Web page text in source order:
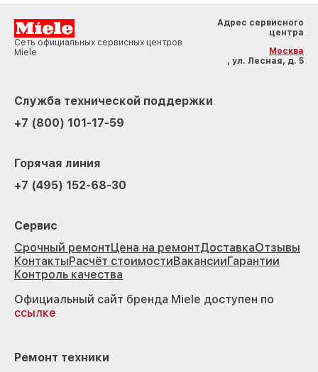
Сеть официальных сервисных центров
Miele
Адрес сервисного
центра
Москва
, ул. Лесная, д. 5
Служба технической поддержки
+7 (800) 101-17-59
Горячая линия
+7 (495) 152-68-30
Сервис
Срочный ремонтЦена на ремонтДоставкаОтзывы
КонтактыРасчёт стоимостиВакансииГарантии
Контроль качества
Официальный сайт бренда Miele доступен по
ссылке
Ремонт техники